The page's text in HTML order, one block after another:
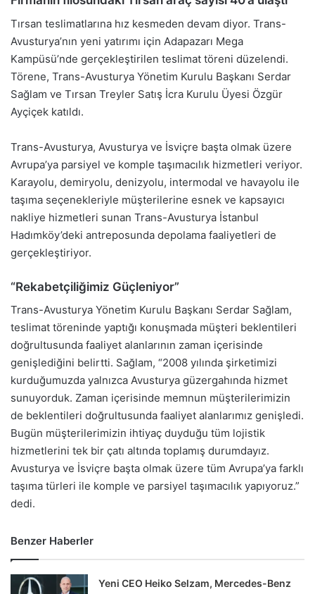
Tırsan teslimatlarına hız kesmeden devam diyor. Trans-
Avusturya’nın yeni yatırımı için Adapazarı Mega
Kampüsü’nde gerçekleştirilen teslimat töreni düzelendi.
Törene, Trans-Avusturya Yönetim Kurulu Başkanı Serdar
Sağlam ve Tırsan Treyler Satış İcra Kurulu Üyesi Özgür
Ayçiçek katıldı.
Trans-Avusturya, Avusturya ve İsviçre başta olmak üzere
Avrupa’ya parsiyel ve komple taşımacılık hizmetleri veriyor.
Karayolu, demiryolu, denizyolu, intermodal ve havayolu ile
taşıma seçenekleriyle müşterilerine esnek ve kapsayıcı
nakliye hizmetleri sunan Trans-Avusturya İstanbul
Hadımköy’deki antreposunda depolama faaliyetleri de
gerçekleştiriyor.
“Rekabetçiliğimiz Güçleniyor”
Trans-Avusturya Yönetim Kurulu Başkanı Serdar Sağlam,
teslimat töreninde yaptığı konuşmada müşteri beklentileri
doğrultusunda faaliyet alanlarının zaman içerisinde
genişlediğini belirtti. Sağlam, “2008 yılında şirketimizi
kurduğumuzda yalnızca Avusturya güzergahında hizmet
sunuyorduk. Zaman içerisinde memnun müşterilerimizin
de beklentileri doğrultusunda faaliyet alanlarımız genişledi.
Bugün müşterilerimizin ihtiyaç duyduğu tüm lojistik
hizmetlerini tek bir çatı altında toplamış durumdayız.
Avusturya ve İsviçre başta olmak üzere tüm Avrupa’ya farklı
taşıma türleri ile komple ve parsiyel taşımacılık yapıyoruz.”
dedi.
Benzer Haberler
Yeni CEO Heiko Selzam, Mercedes-Benz